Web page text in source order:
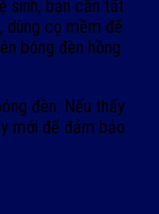
sinh, bạn cần tắt
dùng cọ mềm để
bóng đèn hồng
đèn. Nếu thấy
mới để đảm bảo